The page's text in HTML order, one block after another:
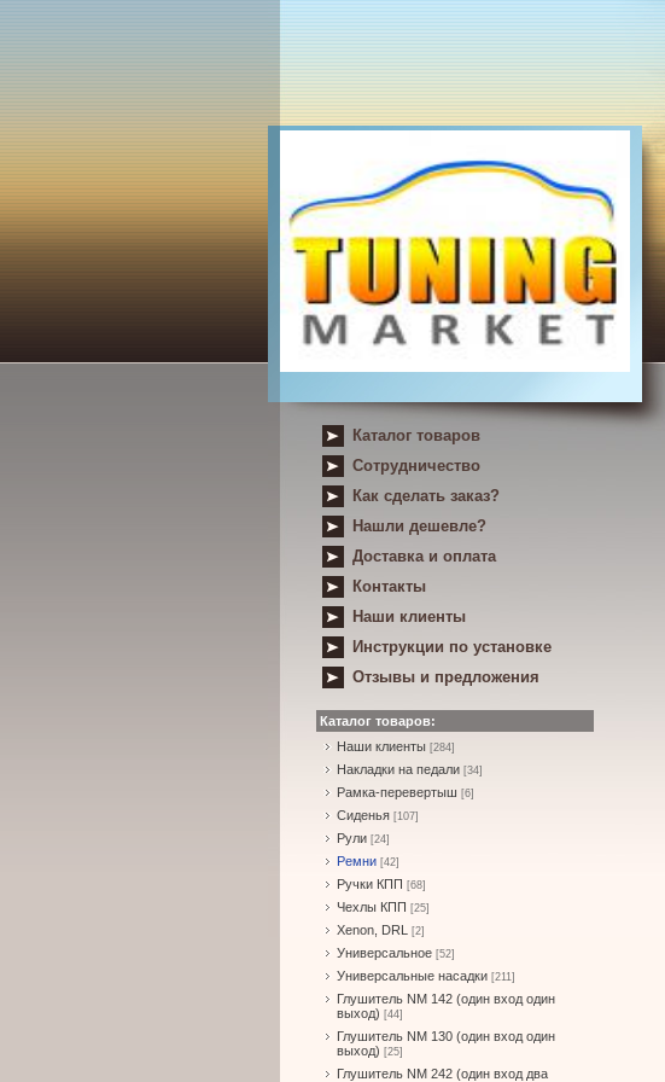
Каталог товаров
Сотрудничество
Как сделать заказ?
Нашли дешевле?
Доставка и оплата
Контакты
Наши клиенты
Инструкции по установке
Отзывы и предложения
Каталог товаров:
Наши клиенты [284]
Накладки на педали [34]
Рамка-перевертыш [6]
Сиденья [107]
Рули [24]
Ремни [42]
Ручки КПП [68]
Чехлы КПП [25]
Xenon, DRL [2]
Универсальное [52]
Универсальные насадки [211]
Глушитель NM 142 (один вход один
выход) [44]
Глушитель NM 130 (один вход один
выход) [25]
Глушитель NM 242 (один вход два